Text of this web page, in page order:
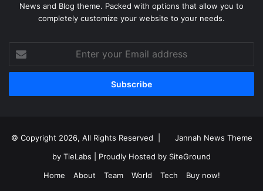
News and Blog theme. Packed with options that allow you to
completely customize your website to your needs.
your
Email
© Copyright 2026, All Rights Reserved |
Jannah News Theme
by TieLabs | Proudly Hosted by SiteGround
Home
About Team World Tech Buy now!